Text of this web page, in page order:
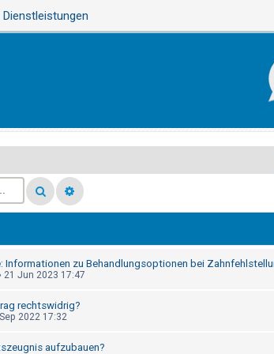
Dienstleistungen
Informationen zu Behandlungsoptionen bei
21 Jun 2023 17:47
rechtswidrig?
2022 17:32
aufzubauen?